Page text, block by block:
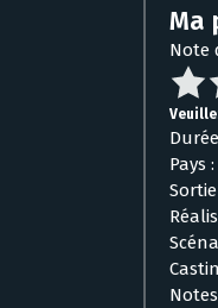
Ma
Note
Pays :
Sortie